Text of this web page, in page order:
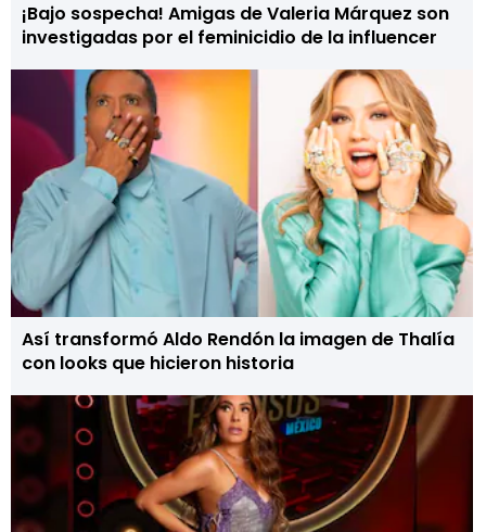
¡Bajo sospecha! Amigas de Valeria Márquez son
investigadas por el feminicidio de la influencer
Así transformó Aldo Rendón la imagen de Thalía
con looks que hicieron historia